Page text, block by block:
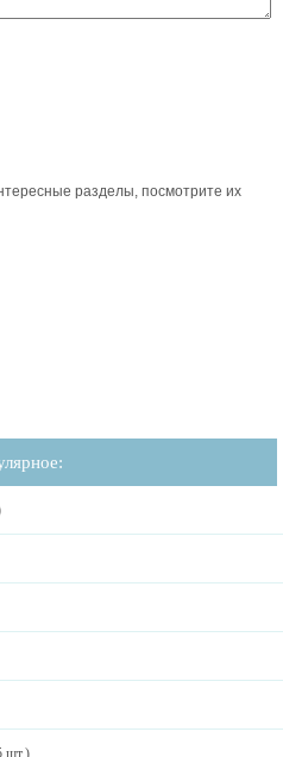
разделы, посмотрите их
шт.)